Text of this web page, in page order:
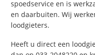
spoedservice en is
en daarbuiten. Wij
loodgieters.
Heeft u direct een